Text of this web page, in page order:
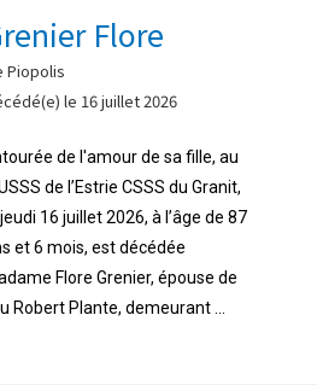
Flore
Piopolis
le 16 juillet 2026
de l'amour de sa fille, au
de l’Estrie CSSS du Granit,
jeudi 16 juillet 2026, à l’âge de 87
et 6 mois, est décédée
Flore Grenier, épouse de
Robert Plante, demeurant ...